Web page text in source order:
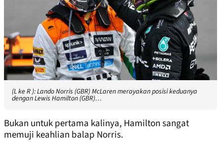
(L ke R ): Lando Norris (GBR) McLaren merayakan posisi keduanya
dengan Lewis Hamilton (GBR)…
Bukan untuk pertama kalinya, Hamilton sangat
memuji keahlian balap Norris.